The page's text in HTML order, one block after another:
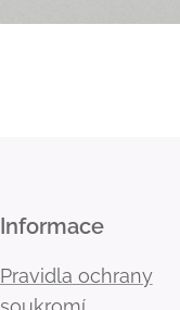
Informace
Pravidla ochrany